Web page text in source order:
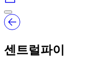
센트럴파이